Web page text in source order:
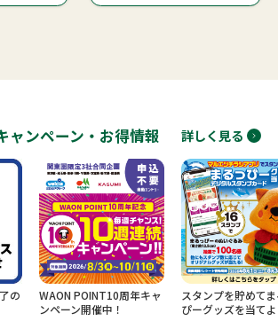
ャンペーン・お得情報 詳しく見る
の
WAON POINT10周年キャ
ンペーン開催中！
スタンプを貯めて
ぴーグッズを当て